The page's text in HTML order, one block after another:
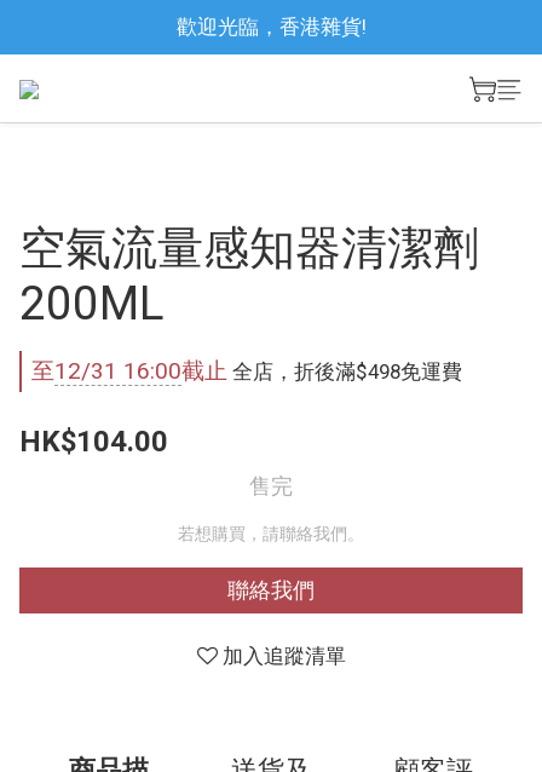
歡迎光臨，香港雜貨!
空氣流量感知器清潔劑
200ML
至12/31 16:00截止 全店，折後滿$498免運費
HK$104.00
售完
若想購買，請聯絡我們。
聯絡我們
加入追蹤清單